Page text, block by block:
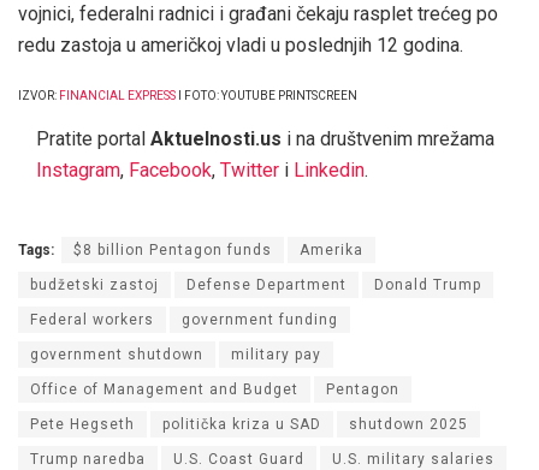
vojnici, federalni radnici i građani čekaju rasplet trećeg po
redu zastoja u američkoj vladi u poslednjih 12 godina.
IZVOR: FINANCIAL EXPRESS I FOTO: YOUTUBE PRINTSCREEN
Pratite portal Aktuelnosti.us i na društvenim mrežama
Instagram, Facebook, Twitter i Linkedin.
Tags: $8 billion Pentagon funds Amerika
budžetski zastoj Defense Department Donald Trump
Federal workers government funding
government shutdown military pay
Office of Management and Budget Pentagon
Pete Hegseth politička kriza u SAD shutdown 2025
Trump naredba U.S. Coast Guard U.S. military salaries